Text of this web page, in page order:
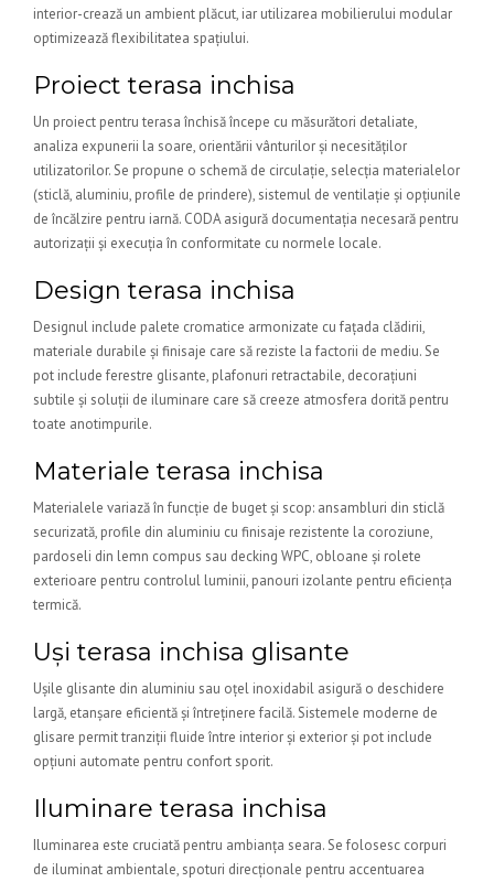
interior-crează un ambient plăcut, iar utilizarea mobilierului modular
optimizează flexibilitatea spațiului.
Proiect terasa inchisa
Un proiect pentru terasa închisă începe cu măsurători detaliate,
analiza expunerii la soare, orientării vânturilor și necesităților
utilizatorilor. Se propune o schemă de circulație, selecția materialelor
(sticlă, aluminiu, profile de prindere), sistemul de ventilație și opțiunile
de încălzire pentru iarnă. CODA asigură documentația necesară pentru
autorizații și execuția în conformitate cu normele locale.
Design terasa inchisa
Designul include palete cromatice armonizate cu fațada clădirii,
materiale durabile și finisaje care să reziste la factorii de mediu. Se
pot include ferestre glisante, plafonuri retractabile, decorațiuni
subtile și soluții de iluminare care să creeze atmosfera dorită pentru
toate anotimpurile.
Materiale terasa inchisa
Materialele variază în funcție de buget și scop: ansambluri din sticlă
securizată, profile din aluminiu cu finisaje rezistente la coroziune,
pardoseli din lemn compus sau decking WPC, obloane și rolete
exterioare pentru controlul luminii, panouri izolante pentru eficiența
termică.
Uși terasa inchisa glisante
Ușile glisante din aluminiu sau oțel inoxidabil asigură o deschidere
largă, etanșare eficientă și întreținere facilă. Sistemele moderne de
glisare permit tranziții fluide între interior și exterior și pot include
opțiuni automate pentru confort sporit.
Iluminare terasa inchisa
Iluminarea este cruciată pentru ambianța seara. Se folosesc corpuri
de iluminat ambientale, spoturi direcționale pentru accentuarea